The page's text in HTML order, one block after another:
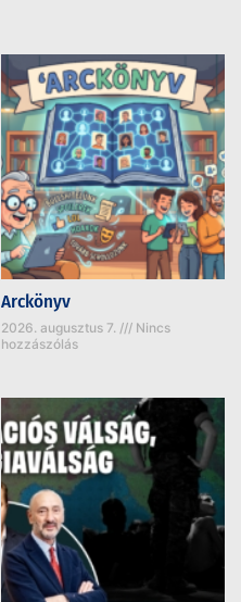
Arckönyv
2026. augusztus 7.
Nincs
hozzászólás